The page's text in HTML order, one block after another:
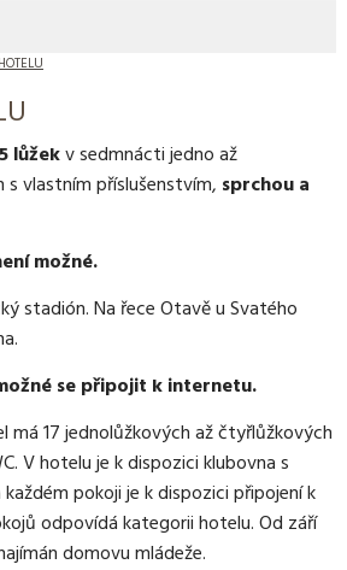
lůžekv sedmnácti jedno až
vlastním příslušenstvím, sprchou a
možné.
stadión. Na řece Otavě u Svatého
se připojit k internetu.
má 17 jednolůžkových až čtyřlůžkových
V hotelu je k dispozici klubovna s
pokoji je k dispozici připojení k
odpovídá kategorii hotelu. Od září
domovu mládeže.